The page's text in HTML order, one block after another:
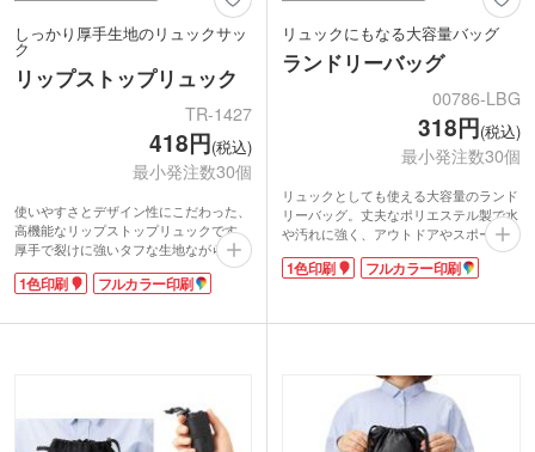
しっかり厚手生地のリュックサッ
ク
リップストップリュック
TR-1427
418円(税込)
最小発注数30個
使いやすさとデザイン性にこだわった、
高機能なリップストップリュックです。
厚手で裂けに強いタフな生地ながら、軽
量なのがポイント。ハードなアクティブ
シーンでも頼りになります。靴や衣類が
ンドル部のDカンにお好みのチャームを
ッション性を兼ね備えたアイテムを作成
できます。
1色印刷 フルカラー印刷
リュックにもなる大容量バッグ
ランドリーバッグ
00786-LBG
318円(税込)
最小発注数30個
リュックとしても使える大容量のランド
リーバッグ。丈夫なポリエステル製で水
や汚れに強く、アウトドアやスポーツシ
ーンにぴったりなアイテムです。タオル
や着替えを入れればジム用バッグとし
なシーンで活躍します。
ルティを作成していただけます。学校名
やチームロゴを入れた卒業・卒団記念品
としてもおすすめです。
1色印刷 フルカラー印刷